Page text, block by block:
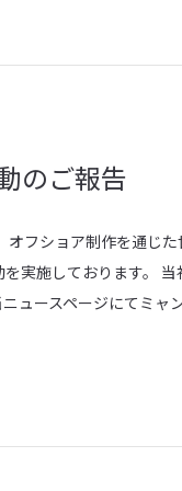
のご報告
フショア制作を通じ
実施しております。
ュースページにてミャ